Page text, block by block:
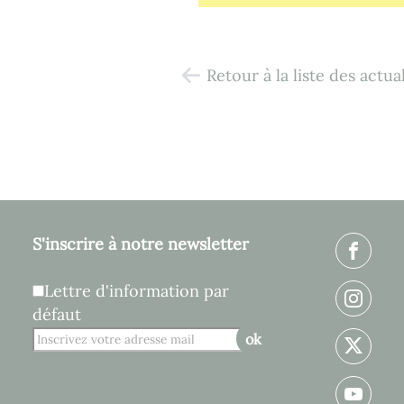
Retour à la liste des
S'inscrire à notre newsletter
Lettre d'information par
défaut
ok